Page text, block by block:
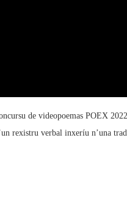
de videopoemas POEX
rexistru verbal inxeríu n’una